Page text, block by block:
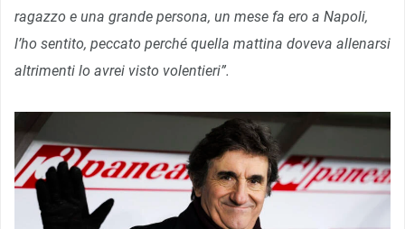
ragazzo e una grande persona, un mese fa ero a Napoli,
l’ho sentito, peccato perché quella mattina doveva allenarsi
altrimenti lo avrei visto volentieri”.